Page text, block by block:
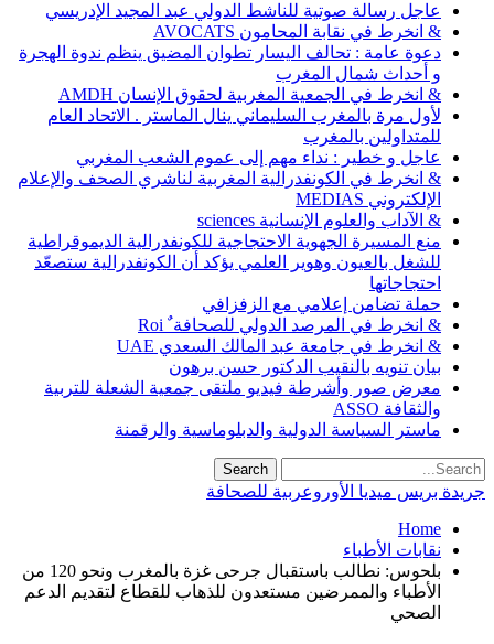
عاجل رسالة صوتية للناشط الدولي عبد المجيد الإدريسي
& انخرط في نقابة المحامون AVOCATS
دعوة عامة : تحالف اليسار تطوان المضيق ينظم ندوة الهجرة
و أحداث شمال المغرب
& انخرط في الجمعية المغربية لحقوق الإنسان AMDH
لأول مرة بالمغرب السليماني ينال الماستر . الاتحاد العام
للمتداولين بالمغرب
عاجل و خطير : نداء مهم إلى عموم الشعب المغربي
& انخرط في الكونفدرالية المغربية لناشري الصحف والإعلام
الإلكتروني MEDIAS
& الآداب والعلوم الإنسانية sciences
منع المسيرة الجهوية الاحتجاجية للكونفدرالية الديموقراطية
للشغل بالعيون وهوير العلمي يؤكد أن الكونفدرالية ستصعّد
احتجاجاتها
حملة تضامن إعلامي مع الزفزافي
& انخرط في المرصد الدولي للصحافة ٌ Roi
& انخرط في جامعة عبد المالك السعدي UAE
بيان تنويه بالنقيب الدكتور حسن برهون
معرض صور وأشرطة فيديو ملتقى جمعية الشعلة للتربية
والثقافة ASSO
ماستر السياسة الدولية والدبلوماسية والرقمنة
جريدة بريس ميديا الأوروعربية للصحافة
Home
نقابات الأطباء
بلحوس: نطالب باستقبال جرحى غزة بالمغرب ونحو 120 من
الأطباء والممرضين مستعدون للذهاب للقطاع لتقديم الدعم
الصحي